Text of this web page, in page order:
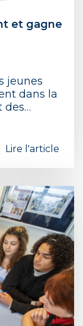
et gagne
jeunes
dans la
des…
Lire l'article